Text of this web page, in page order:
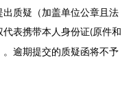
质疑（加盖单位公章且法
表携带本人身份证(原件和
逾期提交的质疑函将不予